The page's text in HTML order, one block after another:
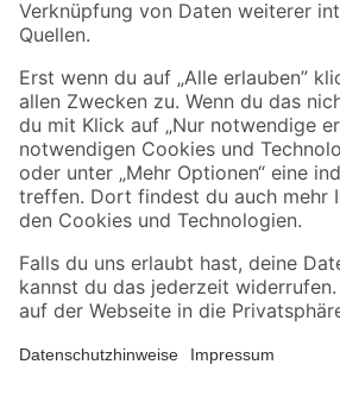
Sicher einkaufen
Jetzt die toom-App herunterladen
Alle Preisangaben in EUR inkl. gesetzl. MwSt.. Die
Umständen nicht in allen Märkten verfügbar. Die
sich auf den unter "Mein Markt" ausgewählten toom
*Paketversand ab 59 € versandkostenfrei, gilt nicht für
fallen zusätzliche Versandkosten an.